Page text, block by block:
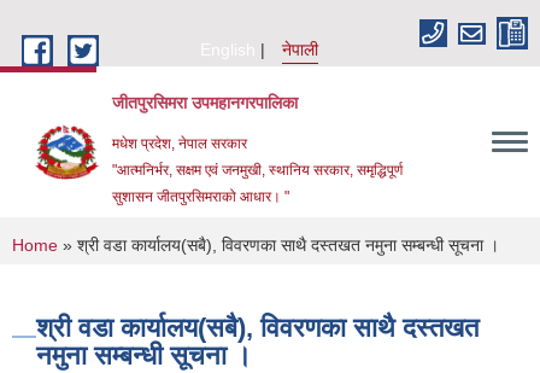
English
नेपाली
जीतपुरसिमरा उपमहानगरपालिका
मधेश प्रदेश, नेपाल सरकार
"आत्मनिर्भर, सक्षम एवं जनमुखी, स्थानिय सरकार, समृद्धिपूर्ण
सुशासन जीतपुरसिमराको आधार। "
You are here
Home » श्री वडा कार्यालय(सबै), विवरणका साथै दस्तखत नमुना सम्बन्धी सूचना ।
श्री वडा कार्यालय(सबै), विवरणका साथै दस्तखत
नमुना सम्बन्धी सूचना ।